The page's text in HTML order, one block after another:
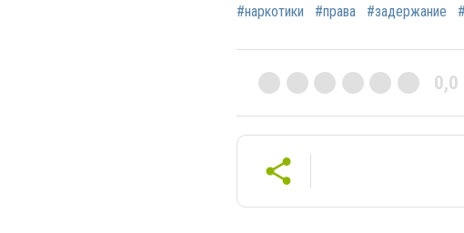
#наркотики #права #задержание
0,0